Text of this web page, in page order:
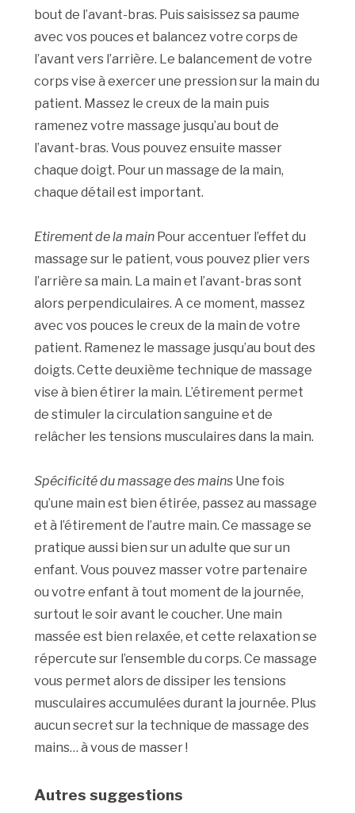
bout de l’avant-bras. Puis saisissez sa paume
avec vos pouces et balancez votre corps de
l’avant vers l’arrière. Le balancement de votre
corps vise à exercer une pression sur la main du
patient. Massez le creux de la main puis
ramenez votre massage jusqu’au bout de
l’avant-bras. Vous pouvez ensuite masser
chaque doigt. Pour un massage de la main,
chaque détail est important.
Etirement de la main Pour accentuer l’effet du
massage sur le patient, vous pouvez plier vers
l’arrière sa main. La main et l’avant-bras sont
alors perpendiculaires. A ce moment, massez
avec vos pouces le creux de la main de votre
patient. Ramenez le massage jusqu’au bout des
doigts. Cette deuxième technique de massage
vise à bien étirer la main. L’étirement permet
de stimuler la circulation sanguine et de
relâcher les tensions musculaires dans la main.
Spécificité du massage des mains Une fois
qu’une main est bien étirée, passez au massage
et à l’étirement de l’autre main. Ce massage se
pratique aussi bien sur un adulte que sur un
enfant. Vous pouvez masser votre partenaire
ou votre enfant à tout moment de la journée,
surtout le soir avant le coucher. Une main
massée est bien relaxée, et cette relaxation se
répercute sur l’ensemble du corps. Ce massage
vous permet alors de dissiper les tensions
musculaires accumulées durant la journée. Plus
aucun secret sur la technique de massage des
mains… à vous de masser !
Autres suggestions